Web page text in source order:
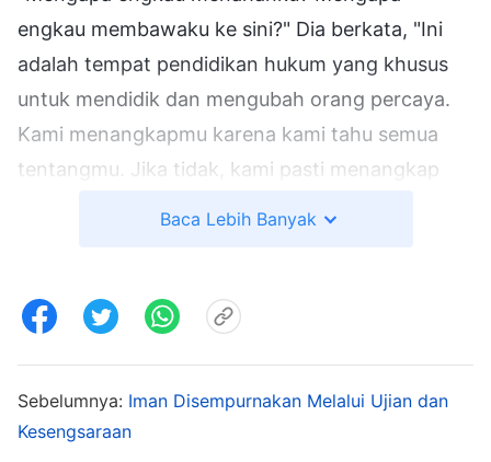
engkau membawaku ke sini?" Dia berkata, "Ini
adalah tempat pendidikan hukum yang khusus
untuk mendidik dan mengubah orang percaya.
Kami menangkapmu karena kami tahu semua
tentangmu. Jika tidak, kami pasti menangkap
Mahakuasa harus ditangkap." "Bukankah
"Kebebasan beragama? Itu ada batasannya.
Dalam beragama, engkau harus mendengarkan
Baca Lebih Banyak
Sebelumnya: Iman Disempurnakan Melalui Ujian dan
Kesengsaraan